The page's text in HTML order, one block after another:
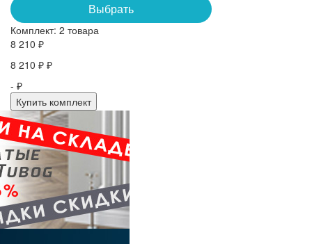
Выбрать
Комплект: 2 товара
8 210 ₽
8 210 ₽ ₽
- ₽
Купить комплект